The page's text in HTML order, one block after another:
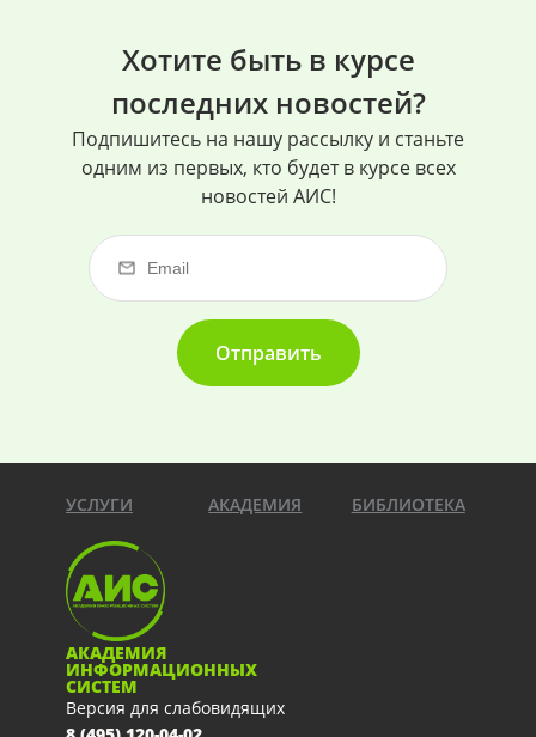
Хотите быть в курсе
последних новостей?
Подпишитесь на нашу рассылку и станьте
одним из первых, кто будет в курсе всех
новостей АИС!
Отправить
УСЛУГИ АКАДЕМИЯ БИБЛИОТЕКА
АКАДЕМИЯ
ИНФОРМАЦИОННЫХ
СИСТЕМ
Версия для слабовидящих